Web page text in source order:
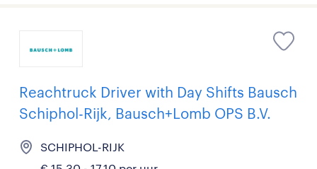
Reachtruck Driver with Day Shifts Bausch
Schiphol-Rijk, Bausch+Lomb OPS B.V.
SCHIPHOL-RIJK